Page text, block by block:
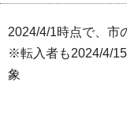
2024/4/1時点で、市
※転入者も2024/4/
象